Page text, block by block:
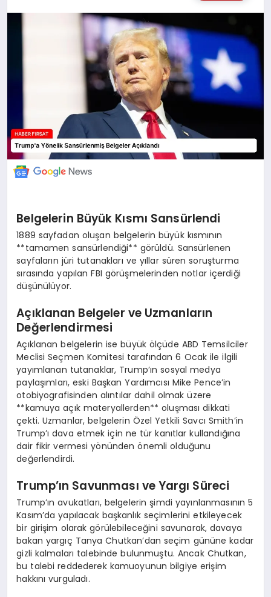
DÜNYA
Belgelerin Büyük Kısmı Sansürlendi
1889 sayfadan oluşan belgelerin büyük kısmının
**tamamen sansürlendiği** görüldü. Sansürlenen
sayfaların jüri tutanakları ve yıllar süren soruşturma
sırasında yapılan FBI görüşmelerinden notlar içerdiği
düşünülüyor.
Açıklanan Belgeler ve Uzmanların
Değerlendirmesi
Açıklanan belgelerin ise büyük ölçüde ABD Temsilciler
Meclisi Seçmen Komitesi tarafından 6 Ocak ile ilgili
yayımlanan tutanaklar, Trump’ın sosyal medya
paylaşımları, eski Başkan Yardımcısı Mike Pence’in
otobiyografisinden alıntılar dahil olmak üzere
**kamuya açık materyallerden** oluşması dikkati
çekti. Uzmanlar, belgelerin Özel Yetkili Savcı Smith’in
Trump’ı dava etmek için ne tür kanıtlar kullandığına
dair fikir vermesi yönünden önemli olduğunu
değerlendirdi.
Trump’ın Savunması ve Yargı Süreci
Trump’ın avukatları, belgelerin şimdi yayınlanmasının 5
Kasım’da yapılacak başkanlık seçimlerini etkileyecek
bir girişim olarak görülebileceğini savunarak, davaya
bakan yargıç Tanya Chutkan’dan seçim gününe kadar
gizli kalmaları talebinde bulunmuştu. Ancak Chutkan,
bu talebi reddederek kamuoyunun bilgiye erişim
hakkını vurguladı.